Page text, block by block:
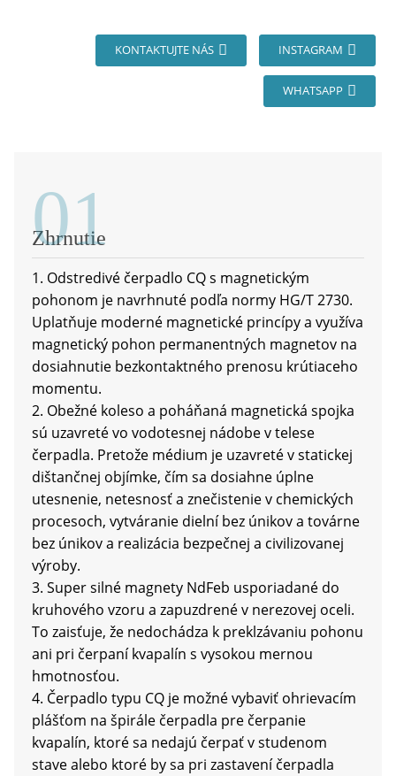
KONTAKTUJTE NÁS INSTAGRAM
WHATSAPP
01
Zhrnutie
1. Odstredivé čerpadlo CQ s magnetickým
pohonom je navrhnuté podľa normy HG/T 2730.
Uplatňuje moderné magnetické princípy a využíva
magnetický pohon permanentných magnetov na
dosiahnutie bezkontaktného prenosu krútiaceho
momentu.
2. Obežné koleso a poháňaná magnetická spojka
sú uzavreté vo vodotesnej nádobe v telese
čerpadla. Pretože médium je uzavreté v statickej
dištančnej objímke, čím sa dosiahne úplne
utesnenie, netesnosť a znečistenie v chemických
procesoch, vytváranie dielní bez únikov a továrne
bez únikov a realizácia bezpečnej a civilizovanej
výroby.
3. Super silné magnety NdFeb usporiadané do
kruhového vzoru a zapuzdrené v nerezovej oceli.
To zaisťuje, že nedochádza k preklzávaniu pohonu
ani pri čerpaní kvapalín s vysokou mernou
hmotnosťou.
4. Čerpadlo typu CQ je možné vybaviť ohrievacím
plášťom na špirále čerpadla pre čerpanie
kvapalín, ktoré sa nedajú čerpať v studenom
stave alebo ktoré by sa pri zastavení čerpadla